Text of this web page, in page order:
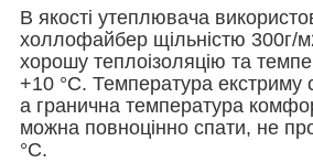
В якості утеплювача
холлофайбер щільністю 300г/
хорошу теплоізоляцію та
+10 °С. Температура екстриму
а гранична температура
можна повноцінно спати, не
°С.